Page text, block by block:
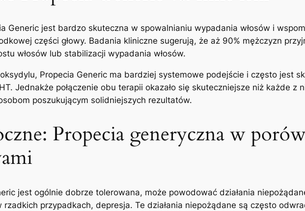
Generic jest bardzo skuteczna w spowalnianiu wypadania włosów i
części głowy. Badania kliniczne sugerują, że aż 90% mężczyzn
włosów lub stabilizacji wypadania włosów.
Propecia Generic ma bardziej systemowe podejście i często jest
Jednakże połączenie obu terapii okazało się skuteczniejsze niż każde z
poszukującym solidniejszych rezultatów.
Propecia generyczna w
jest ogólnie dobrze tolerowana, może powodować działania
rzadkich przypadkach, depresja. Te działania niepożądane są często